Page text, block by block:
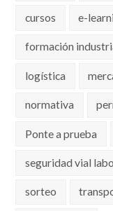
cursos e-
formación
logística
normativa
Ponte a prueba
seguridad vial
sorteo